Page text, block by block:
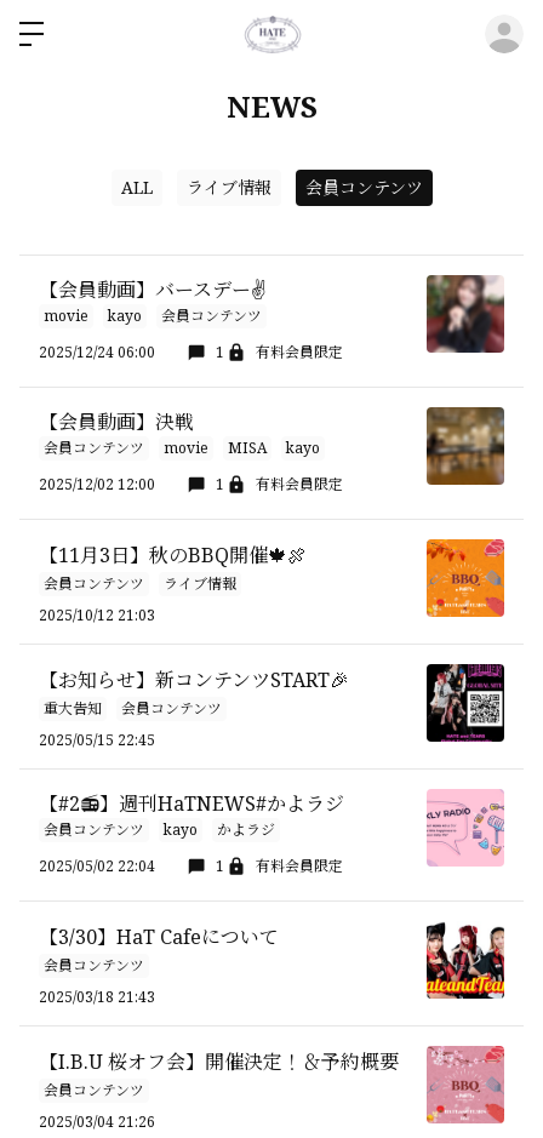
NEWS
ALL ライブ情報 会員コンテンツ
【会員動画】バースデー✌️
movie kayo
会員コンテンツ
2025/12/24 06:00
1 有料会員限定
【会員動画】決戦
会員コンテンツ movie MISA
kayo
2025/12/02 12:00
1 有料会員限定
【11月3日】秋のBBQ開催🍁🍖
会員コンテンツ
ライブ情報
2025/10/12 21:03
【お知らせ】新コンテンツSTART🎉
重大告知
会員コンテンツ
2025/05/15 22:45
【#2📻】週刊HaTNEWS#かよラジ
会員コンテンツ kayo
かよラジ
2025/05/02 22:04
1 有料会員限定
【3/30】HaT Cafeについて
会員コンテンツ
2025/03/18 21:43
【I.B.U 桜オフ会】開催決定！＆予約概要
会員コンテンツ
2025/03/04 21:26